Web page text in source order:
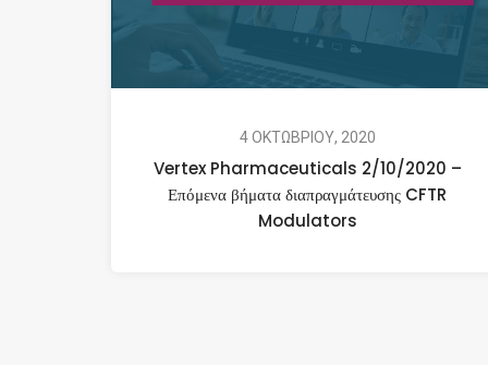
4 ΟΚΤΩΒΡΙΟΥ, 2020
Vertex Pharmaceuticals 2/10/2020 –
Επόμενα βήματα διαπραγμάτευσης CFTR
Modulators